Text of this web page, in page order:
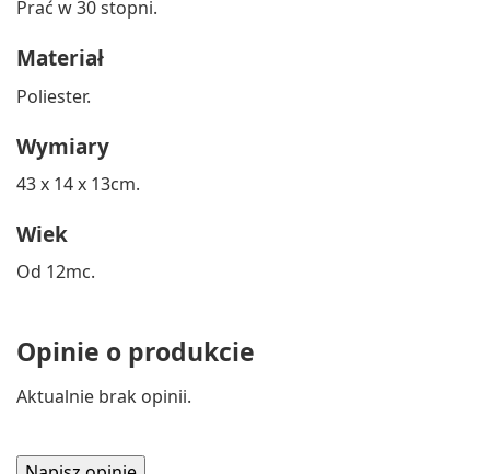
Prać w 30 stopni.
Materiał
Poliester.
Wymiary
43 x 14 x 13cm.
Wiek
Od 12mc.
Opinie o produkcie
Aktualnie brak opinii.